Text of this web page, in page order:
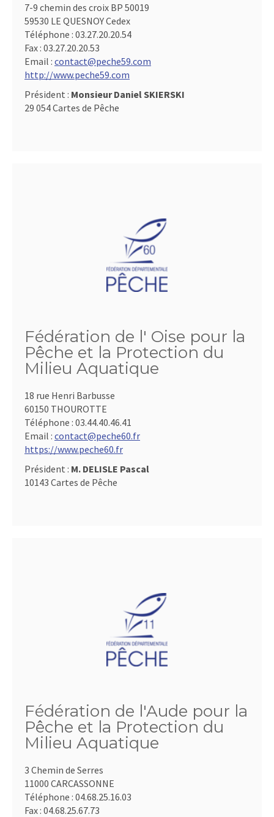
7-9 chemin des croix BP 50019
59530 LE QUESNOY Cedex
Téléphone : 03.27.20.20.54
Fax : 03.27.20.20.53
Email : contact@peche59.com
http://www.peche59.com
Président : Monsieur Daniel SKIERSKI
29 054 Cartes de Pêche
Fédération de l' Oise pour la
Pêche et la Protection du
Milieu Aquatique
18 rue Henri Barbusse
60150 THOUROTTE
Téléphone : 03.44.40.46.41
Email : contact@peche60.fr
https://www.peche60.fr
Président : M. DELISLE Pascal
10143 Cartes de Pêche
Fédération de l'Aude pour la
Pêche et la Protection du
Milieu Aquatique
3 Chemin de Serres
11000 CARCASSONNE
Téléphone : 04.68.25.16.03
Fax : 04.68.25.67.73